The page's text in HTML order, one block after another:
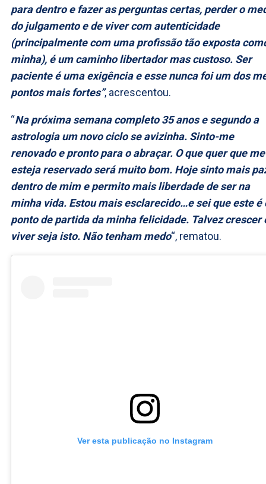
para dentro e fazer as perguntas certas, perder o
do julgamento e de viver com autenticidade
(principalmente com uma profissão tão exposta
minha), é um caminho libertador mas custoso. Ser
paciente é uma exigência e esse nunca foi um dos
pontos mais fortes”, acrescentou.
“Na próxima semana completo 35 anos e segundo a
astrologia um novo ciclo se avizinha. Sinto-me
renovado e pronto para o abraçar. O que quer que me
esteja reservado será muito bom. Hoje sinto mais
dentro de mim e permito mais liberdade de ser na
minha vida. Estou mais esclarecido…e sei que este é
ponto de partida da minha felicidade. Talvez crescer
viver seja isto. Não tenham medo“, rematou.
Ver esta publicação no Instagram